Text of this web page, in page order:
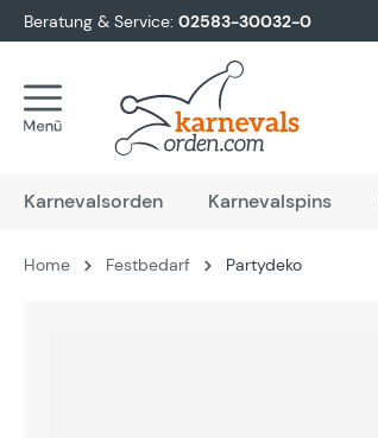
Zur Hauptnavigation springen
Beratung & Service: 02583-30032-0
Karnevalsorden Karnevalspins
Home Festbedarf Partydeko